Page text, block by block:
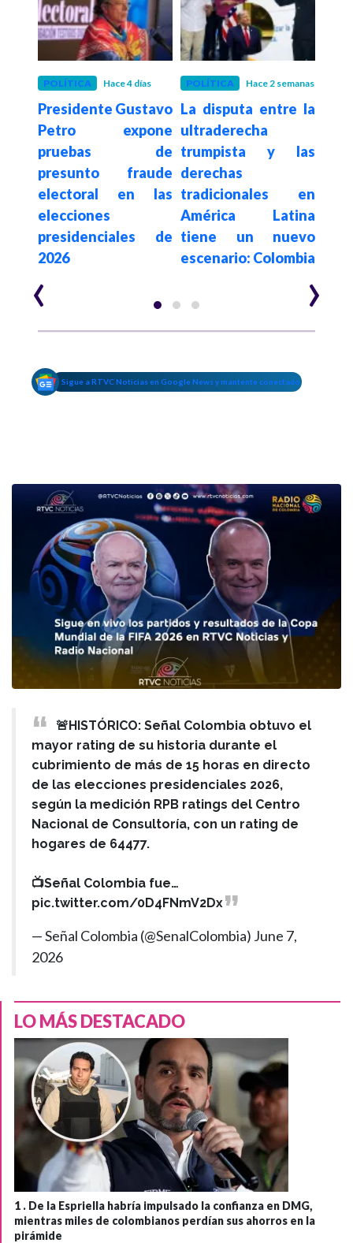
POLÍTICA Hace 4 días
Presidente Gustavo
Petro expone
pruebas de
presunto fraude
electoral en las
elecciones
presidenciales de
2026
POLÍTICA Hace 2 semanas
La disputa entre la
ultraderecha
trumpista y las
derechas
tradicionales en
América Latina
tiene un nuevo
escenario: Colombia
‹ ›
Sigue a RTVC Noticias en Google News y mantente conectado
🚨HISTÓRICO: Señal Colombia obtuvo el
mayor rating de su historia durante el
cubrimiento de más de 15 horas en directo
de las elecciones presidenciales 2026,
según la medición RPB ratings del Centro
Nacional de Consultoría, con un rating de
hogares de 64477.
📺Señal Colombia fue…
pic.twitter.com/0D4FNmV2Dx
— Señal Colombia (@SenalColombia) June 7,
2026
LO MÁS DESTACADO
1 . De la Espriella habría impulsado la confianza en DMG,
mientras miles de colombianos perdían sus ahorros en la
pirámide